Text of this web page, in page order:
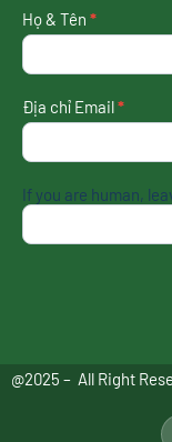
nhận
tin
nhất
Họ & Tên *
Địa chỉ Email*
If you are human,
@2025 – All Right